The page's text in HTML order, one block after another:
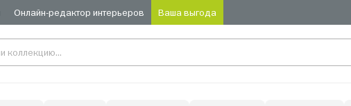
Онлайн-редактор интерьеров Ваша выгода